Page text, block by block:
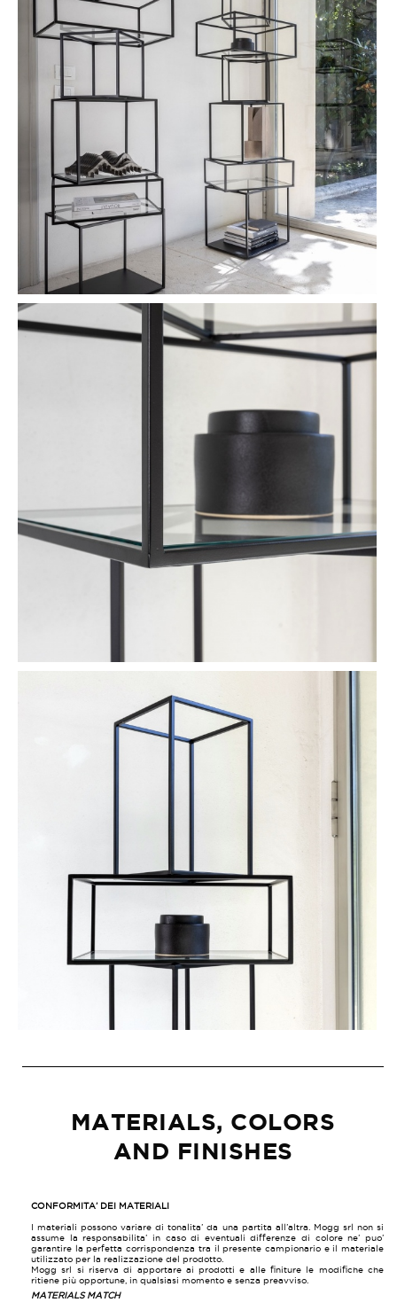
MATERIALS, COLORS
AND FINISHES
CONFORMITA’ DEI MATERIALI
I materiali possono variare di tonalita’ da una partita all’altra. Mogg srl non si
assume la responsabilita’ in caso di eventuali differenze di colore ne’ puo’
garantire la perfetta corrispondenza tra il presente campionario e il materiale
utilizzato per la realizzazione del prodotto.
Mogg srl si riserva di apportare ai prodotti e alle finiture le modifiche che
ritiene più opportune, in qualsiasi momento e senza preavviso.
MATERIALS MATCH